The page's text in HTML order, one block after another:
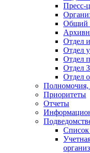
Пресс-
Общий
Отдел
Отдел
Отдел
Отдел
Отдел
Полномочия,
Приоритеты
Отчеты
Список